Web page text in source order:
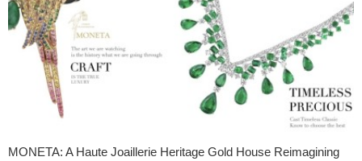
MONETA: A Haute Joaillerie Heritage Gold House Reimagining